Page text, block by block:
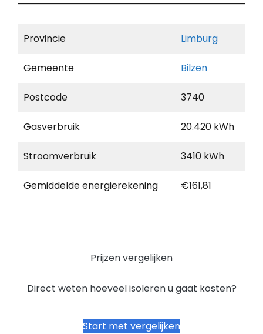
Provincie Limburg
Gemeente Bilzen
Postcode 3740
Gasverbruik 20.420 kWh
Stroomverbruik 3410 kWh
Gemiddelde energierekening €161,81
Prijzen vergelijken
Direct weten hoeveel isoleren u gaat kosten?
Start met vergelijken